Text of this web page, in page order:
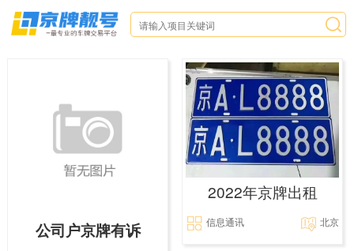
公司户京牌有诉
2022年京牌出租
信息通讯 北京